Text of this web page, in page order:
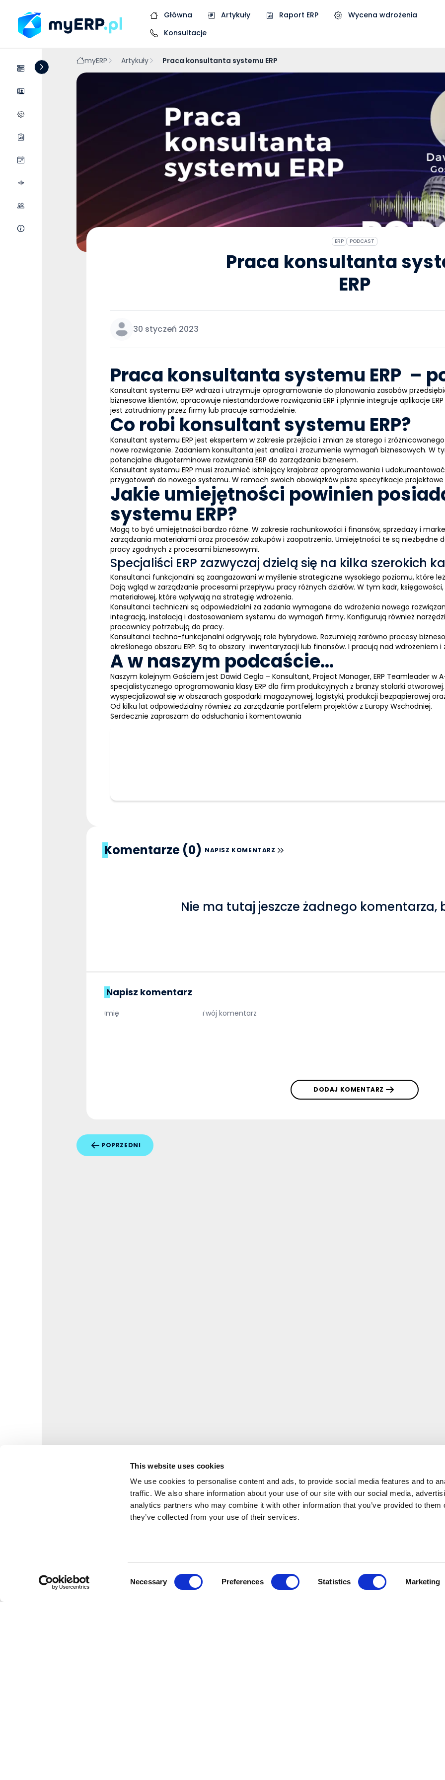
This website uses cookies
We use cookies to personalise content and ads, to provide social media features and to
traffic. We also share information about your use of our site with our social media,
analytics partners who may combine it with other information that you’ve provided to them
they’ve collected from your use of their services.
Necessary Preferences Statistics Marketing
Główna Artykuły Raport ERP
Wycena wdrożenia
Konsultacje
Systemy
Wycena wdrożenia
myERP Artykuły Praca konsultanta systemu ERP
ERP PODCAST
Praca konsultanta
ERP
30 styczeń 2023
Praca konsultanta systemu ERP –
Konsultant systemu ERP wdraża i utrzymuje oprogramowanie do planowania zasobów
biznesowe klientów, opracowuje niestandardowe rozwiązania ERP i płynnie integruje aplikacje ERP
jest zatrudniony przez firmy lub pracuje samodzielnie.
Co robi konsultant systemu ERP?
Konsultant systemu ERP jest ekspertem w zakresie przejścia i zmian ze starego i
nowe rozwiązanie. Zadaniem konsultanta jest analiza i zrozumienie wymagań biznesowych. W
potencjalne długoterminowe rozwiązania ERP do zarządzania biznesem.
Konsultant systemu ERP musi zrozumieć istniejący krajobraz oprogramowania i
przygotowań do nowego systemu. W ramach swoich obowiązków pisze specyfikacje
Jakie umiejętności powinien
systemu ERP?
Mogą to być umiejętności bardzo różne. W zakresie rachunkowości i finansów, sprzedaży i
zarządzania materiałami oraz procesów zakupów i zaopatrzenia. Umiejętności te są niezbędne
pracy zgodnych z procesami biznesowymi.
Specjaliści ERP zazwyczaj dzielą się na kilka szerokich
Konsultanci funkcjonalni są zaangażowani w myślenie strategiczne wysokiego poziomu, które
Dają wgląd w zarządzanie procesami przepływu pracy różnych działów. W tym kadr,
materiałowej, które wpływają na strategię wdrożenia.
Konsultanci techniczni są odpowiedzialni za zadania wymagane do wdrożenia nowego
integracją, instalacją i dostosowaniem systemu do wymagań firmy. Konfigurują również
pracownicy potrzebują do pracy.
Konsultanci techno-funkcjonalni odgrywają role hybrydowe. Rozumieją zarówno procesy
określonego obszaru ERP. Są to obszary inwentaryzacji lub finansów. I pracują nad wdrożeniem i
A w naszym podcaście…
Naszym kolejnym Gościem jest Dawid Cegła – Konsultant, Project Manager, ERP Teamleader w
specjalistycznego oprogramowania klasy ERP dla firm produkcyjnych z branży stolarki
wyspecjalizował się w obszarach gospodarki magazynowej, logistyki, produkcji bezpapierowej
Od kilku lat odpowiedzialny również za zarządzanie portfelem projektów z Europy Wschodniej.
Serdecznie zapraszam do odsłuchania i komentowania
Komentarze (0) NAPISZ KOMENTARZ
Nie ma tutaj jeszcze żadnego komentarza,
Napisz komentarz
DODAJ KOMENTARZ
POPRZEDNI